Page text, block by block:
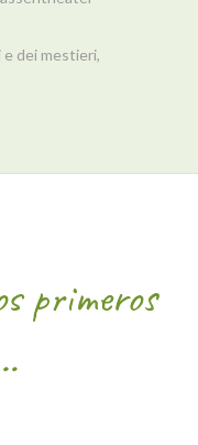
dei mestieri,
primeros